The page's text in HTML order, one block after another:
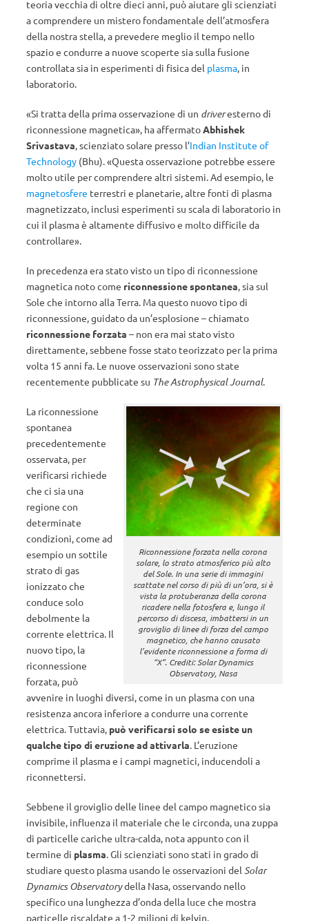
teoria vecchia di oltre dieci anni, può aiutare gli scienziati
a comprendere un mistero fondamentale dell’atmosfera
della nostra stella, a prevedere meglio il tempo nello
spazio e condurre a nuove scoperte sia sulla fusione
controllata sia in esperimenti di fisica del plasma , in
laboratorio.
«Si tratta della prima osservazione di un driveresterno di
riconnessione magnetica», ha affermato Abhishek
Srivastava , scienziato solare presso l’Indian Institute of
Technology (Bhu). «Questa osservazione potrebbe essere
molto utile per comprendere altri sistemi. Ad esempio, le
magnetosfere terrestri e planetarie, altre fonti di plasma
magnetizzato, inclusi esperimenti su scala di laboratorio in
cui il plasma è altamente diffusivo e molto difficile da
controllare».
In precedenza era stato visto un tipo di riconnessione
magnetica noto come riconnessione spontanea , sia sul
Sole che intorno alla Terra. Ma questo nuovo tipo di
riconnessione, guidato da un’esplosione – chiamato
riconnessione forzata – non era mai stato visto
direttamente, sebbene fosse stato teorizzato per la prima
volta 15 anni fa. Le nuove osservazioni sono state
recentemente pubblicate su The Astrophysical Journal.
Riconnessione forzata nella corona
solare, lo strato atmosferico più alto
del Sole. In una serie di immagini
scattate nel corso di più di un’ora, si è
vista la protuberanza della corona
ricadere nella fotosfera e, lungo il
percorso di discesa, imbattersi in un
groviglio di linee di forza del campo
magnetico, che hanno causato
l’evidente riconnessione a forma di
“X”. Crediti: Solar Dynamics
Observatory, Nasa
La riconnessione
spontanea
precedentemente
osservata, per
verificarsi richiede
che ci sia una
regione con
determinate
condizioni, come ad
esempio un sottile
strato di gas
ionizzato che
conduce solo
debolmente la
corrente elettrica. Il
nuovo tipo, la
riconnessione
forzata, può
avvenire in luoghi diversi, come in un plasma con una
resistenza ancora inferiore a condurre una corrente
elettrica. Tuttavia, può verificarsi solo se esiste un
qualche tipo di eruzione ad attivarla . L’eruzione
comprime il plasma e i campi magnetici, inducendoli a
riconnettersi.
Sebbene il groviglio delle linee del campo magnetico sia
invisibile, influenza il materiale che le circonda, una zuppa
di particelle cariche ultra-calda, nota appunto con il
termine di plasma . Gli scienziati sono stati in grado di
studiare questo plasma usando le osservazioni del Solar
Dynamics Observatorydella Nasa, osservando nello
specifico una lunghezza d’onda della luce che mostra
particelle riscaldate a 1-2 milioni di kelvin.